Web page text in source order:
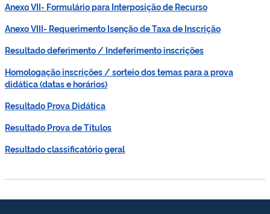
Anexo VII- Formulário para Interposição de Recurso
Anexo VIII- Requerimento Isenção de Taxa de Inscrição
Resultado deferimento / Indeferimento inscrições
Homologação inscrições / sorteio dos temas para a prova
didática (datas e horários)
Resultado Prova Didática
Resultado Prova de Títulos
Resultado classificatório geral